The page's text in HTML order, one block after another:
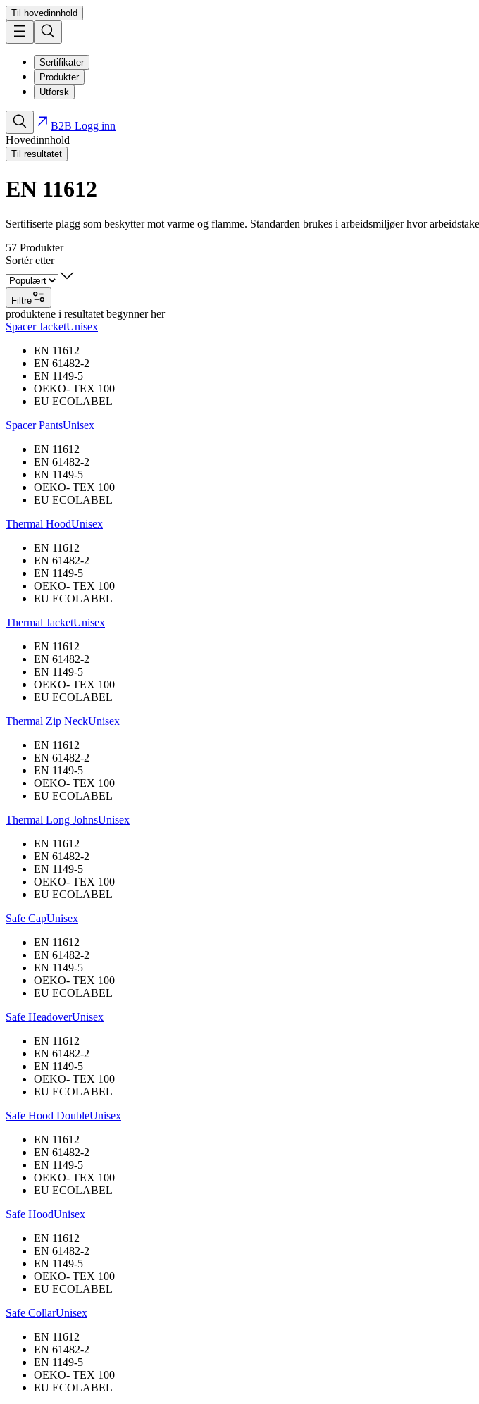
Til hovedinnhold
Sertifikater
Produkter
Utforsk
B2B Logg inn
Hovedinnhold
Til resultatet
EN 11612
Sertifiserte plagg som beskytter mot varme og flamme. Standarden brukes i arbeidsmiljøer hvor
57 Produkter
Sortér etter
Filtre
produktene i resultatet begynner her
Spacer JacketUnisex
EN 11612
EN 61482-2
EN 1149-5
OEKO- TEX 100
EU ECOLABEL
Spacer PantsUnisex
EN 11612
EN 61482-2
EN 1149-5
OEKO- TEX 100
EU ECOLABEL
Thermal HoodUnisex
EN 11612
EN 61482-2
EN 1149-5
OEKO- TEX 100
EU ECOLABEL
Thermal JacketUnisex
EN 11612
EN 61482-2
EN 1149-5
OEKO- TEX 100
EU ECOLABEL
Thermal Zip NeckUnisex
EN 11612
EN 61482-2
EN 1149-5
OEKO- TEX 100
EU ECOLABEL
Thermal Long JohnsUnisex
EN 11612
EN 61482-2
EN 1149-5
OEKO- TEX 100
EU ECOLABEL
Safe CapUnisex
EN 11612
EN 61482-2
EN 1149-5
OEKO- TEX 100
EU ECOLABEL
Safe HeadoverUnisex
EN 11612
EN 61482-2
EN 1149-5
OEKO- TEX 100
EU ECOLABEL
Safe Hood DoubleUnisex
EN 11612
EN 61482-2
EN 1149-5
OEKO- TEX 100
EU ECOLABEL
Safe HoodUnisex
EN 11612
EN 61482-2
EN 1149-5
OEKO- TEX 100
EU ECOLABEL
Safe CollarUnisex
EN 11612
EN 61482-2
EN 1149-5
OEKO- TEX 100
EU ECOLABEL